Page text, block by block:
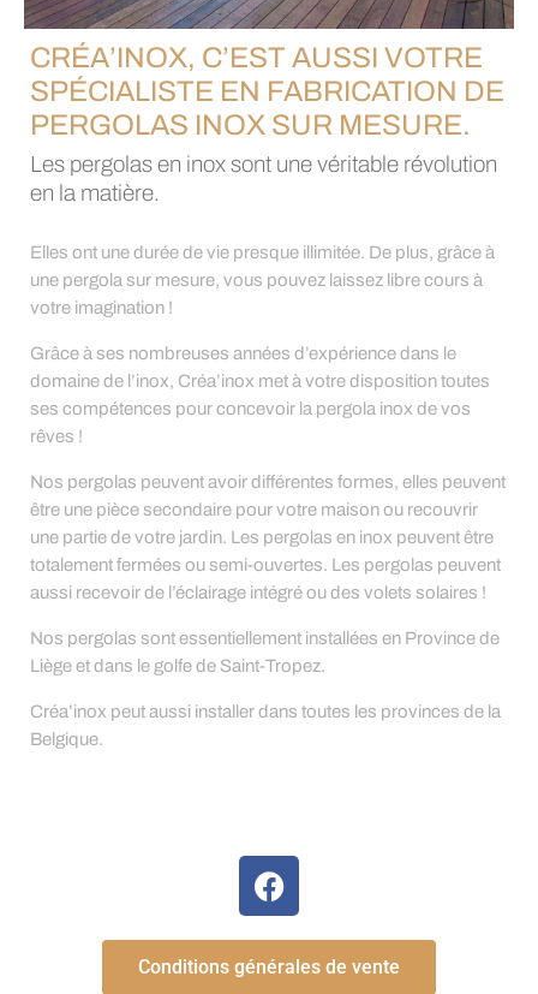
CRÉA’INOX, C’EST AUSSI VOTRE
SPÉCIALISTE EN FABRICATION DE
PERGOLAS INOX SUR MESURE.
Les pergolas en inox sont une véritable révolution
en la matière.
Elles ont une durée de vie presque illimitée. De plus, grâce à
une pergola sur mesure, vous pouvez laissez libre cours à
votre imagination !
Grâce à ses nombreuses années d’expérience dans le
domaine de l’inox, Créa’inox met à votre disposition toutes
ses compétences pour concevoir la pergola inox de vos
rêves !
Nos pergolas peuvent avoir différentes formes, elles peuvent
être une pièce secondaire pour votre maison ou recouvrir
une partie de votre jardin. Les pergolas en inox peuvent être
totalement fermées ou semi-ouvertes. Les pergolas peuvent
aussi recevoir de l’éclairage intégré ou des volets solaires !
Nos pergolas sont essentiellement installées en Province de
Liège et dans le golfe de Saint-Tropez.
Créa’inox peut aussi installer dans toutes les provinces de la
Belgique.
Conditions générales de vente